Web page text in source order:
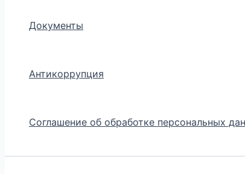
Документы
Антикоррупция
Соглашение об обработке персональных